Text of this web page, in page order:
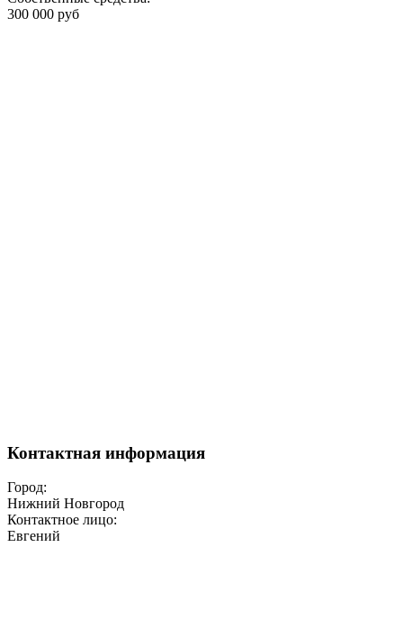
300 000 руб
Контактная информация
Город:
Нижний Новгород
Контактное лицо:
Евгений